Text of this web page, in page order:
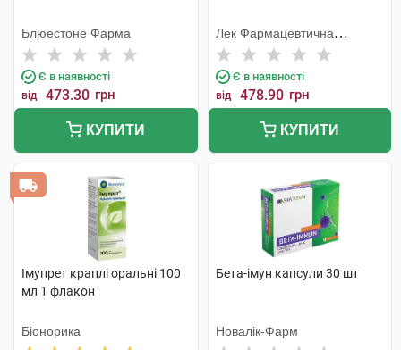
Блюестоне Фарма
Є в наявності
від 473.30 грн
КУПИТИ
Лек Фармацевтична
компанія
Є в наявності
від 478.90 грн
КУПИТИ
Імупрет краплі оральні 100
мл 1 флакон
Біонорика
Бета-імун капсули 30 шт
Новалік-Фарм